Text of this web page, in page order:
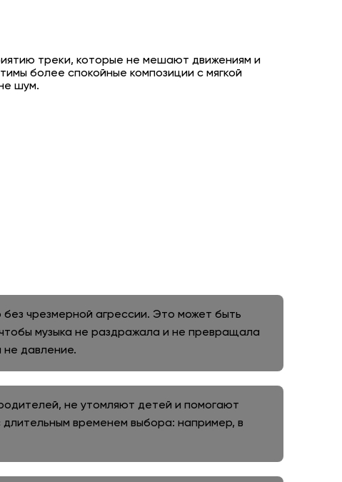
треки, которые не мешают движениям и
более спокойные композиции с мягкой
шум.
чрезмерной агрессии. Это может быть
музыка не раздражала и не превращала
не давление.
не утомляют детей и помогают
временем выбора: например, в